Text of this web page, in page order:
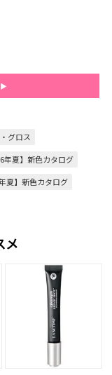
グロス
年夏】新色カタログ
夏】新色カタログ
メ